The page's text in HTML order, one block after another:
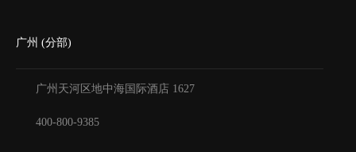
广州 (分部)
广州天河区地中海国际酒店 1627
400-800-9385